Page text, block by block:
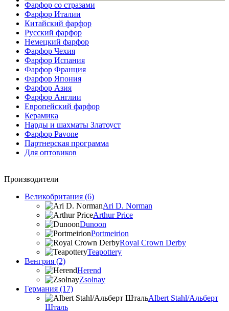
Фарфор со стразами
Фарфор Италии
Китайский фарфор
Русский фарфор
Немецкий фарфор
Фарфор Чехия
Фарфор Испания
Фарфор Франция
Фарфор Япония
Фарфор Азия
Фарфор Англии
Европейский фарфор
Керамика
Нарды и шахматы Златоуст
Фарфор Pavone
Партнерская программа
Для оптовиков
Производители
Великобритания (6)
Ari D. Norman
Arthur Price
Dunoon
Portmeirion
Royal Crown Derby
Teapottery
Венгрия (2)
Herend
Zsolnay
Германия (17)
Albert Stahl/Альбеpт
Шталь